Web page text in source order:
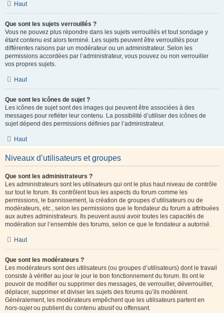
Haut
Que sont les sujets verrouillés ?
Vous ne pouvez plus répondre dans les sujets verrouillés et tout sondage y
étant contenu est alors terminé. Les sujets peuvent être verrouillés pour
différentes raisons par un modérateur ou un administrateur. Selon les
permissions accordées par l’administrateur, vous pouvez ou non verrouiller
vos propres sujets.
Haut
Que sont les icônes de sujet ?
Les icônes de sujet sont des images qui peuvent être associées à des
messages pour refléter leur contenu. La possibilité d’utiliser des icônes de
sujet dépend des permissions définies par l’administrateur.
Haut
Niveaux d’utilisateurs et groupes
Que sont les administrateurs ?
Les administrateurs sont les utilisateurs qui ont le plus haut niveau de contrôle
sur tout le forum. Ils contrôlent tous les aspects du forum comme les
permissions, le bannissement, la création de groupes d’utilisateurs ou de
modérateurs, etc., selon les permissions que le fondateur du forum a attribuées
aux autres administrateurs. Ils peuvent aussi avoir toutes les capacités de
modération sur l’ensemble des forums, selon ce que le fondateur a autorisé.
Haut
Que sont les modérateurs ?
Les modérateurs sont des utilisateurs (ou groupes d’utilisateurs) dont le travail
consiste à vérifier au jour le jour le bon fonctionnement du forum. Ils ont le
pouvoir de modifier ou supprimer des messages, de verrouiller, déverrouiller,
déplacer, supprimer et diviser les sujets des forums qu’ils modèrent.
Généralement, les modérateurs empêchent que les utilisateurs partent en
hors-sujetou publient du contenu abusif ou offensant.